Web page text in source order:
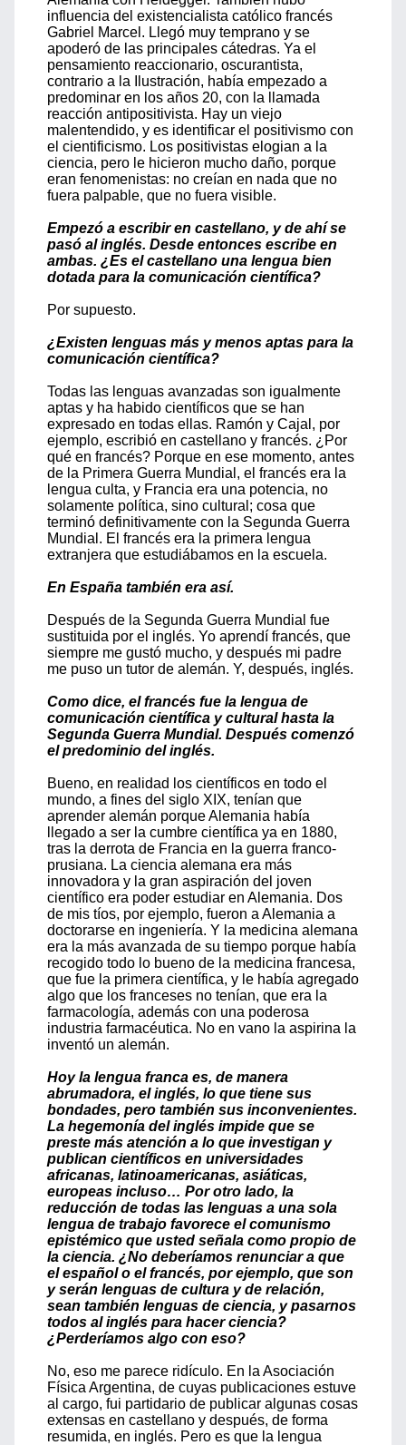
influencia del existencialista católico francés
Gabriel Marcel. Llegó muy temprano y se
apoderó de las principales cátedras. Ya el
pensamiento reaccionario, oscurantista,
contrario a la Ilustración, había empezado a
predominar en los años 20, con la llamada
reacción antipositivista. Hay un viejo
malentendido, y es identificar el positivismo con
el cientificismo. Los positivistas elogian a la
ciencia, pero le hicieron mucho daño, porque
eran fenomenistas: no creían en nada que no
fuera palpable, que no fuera visible.
Empezó a escribir en castellano, y de ahí se
pasó al inglés. Desde entonces escribe en
ambas. ¿Es el castellano una lengua bien
dotada para la comunicación científica?
Por supuesto.
¿Existen lenguas más y menos aptas para la
comunicación científica?
Todas las lenguas avanzadas son igualmente
aptas y ha habido científicos que se han
expresado en todas ellas. Ramón y Cajal, por
ejemplo, escribió en castellano y francés. ¿Por
qué en francés? Porque en ese momento, antes
de la Primera Guerra Mundial, el francés era la
lengua culta, y Francia era una potencia, no
solamente política, sino cultural; cosa que
terminó definitivamente con la Segunda Guerra
Mundial. El francés era la primera lengua
extranjera que estudiábamos en la escuela.
En España también era así.
Después de la Segunda Guerra Mundial fue
sustituida por el inglés. Yo aprendí francés, que
siempre me gustó mucho, y después mi padre
me puso un tutor de alemán. Y, después, inglés.
Como dice, el francés fue la lengua de
comunicación científica y cultural hasta la
Segunda Guerra Mundial. Después comenzó
el predominio del inglés.
Bueno, en realidad los científicos en todo el
mundo, a fines del siglo XIX, tenían que
aprender alemán porque Alemania había
llegado a ser la cumbre científica ya en 1880,
tras la derrota de Francia en la guerra franco-
prusiana. La ciencia alemana era más
innovadora y la gran aspiración del joven
científico era poder estudiar en Alemania. Dos
de mis tíos, por ejemplo, fueron a Alemania a
doctorarse en ingeniería. Y la medicina alemana
era la más avanzada de su tiempo porque había
recogido todo lo bueno de la medicina francesa,
que fue la primera científica, y le había agregado
algo que los franceses no tenían, que era la
farmacología, además con una poderosa
industria farmacéutica. No en vano la aspirina la
inventó un alemán.
Hoy la lengua franca es, de manera
abrumadora, el inglés, lo que tiene sus
bondades, pero también sus inconvenientes.
La hegemonía del inglés impide que se
preste más atención a lo que investigan y
publican científicos en universidades
africanas, latinoamericanas, asiáticas,
europeas incluso… Por otro lado, la
reducción de todas las lenguas a una sola
lengua de trabajo favorece el comunismo
epistémico que usted señala como propio de
la ciencia. ¿No deberíamos renunciar a que
el español o el francés, por ejemplo, que son
y serán lenguas de cultura y de relación,
sean también lenguas de ciencia, y pasarnos
todos al inglés para hacer ciencia?
¿Perderíamos algo con eso?
No, eso me parece ridículo. En la Asociación
Física Argentina, de cuyas publicaciones estuve
al cargo, fui partidario de publicar algunas cosas
extensas en castellano y después, de forma
resumida, en inglés. Pero es que la lengua